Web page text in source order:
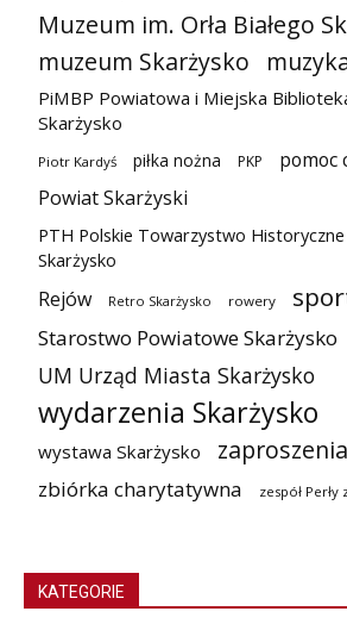
Muzeum im. Orła Białego
muzeum Skarżysko
PiMBP Powiatowa i Miejska
Skarżysko
Piotr Kardyś piłka nożna PKP
pomoc
Powiat Skarżyski
PTH Polskie Towarzystwo Historyczne
Skarżysko
Rejów Retro Skarżysko rowery
Starostwo Powiatowe Skarżysko
UM Urząd Miasta Skarżysko
wydarzenia Skarżysko
wystawa Skarżysko
zbiórka charytatywna zespół Perły
KATEGORIE